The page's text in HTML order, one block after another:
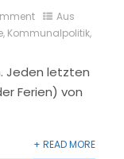
Aus
, Kommunalpolitik,
Jeden letzten
Ferien) von
+ READ MORE